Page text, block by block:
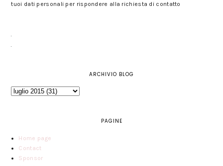
tuoi dati personali per rispondere alla richiesta di contatto
ARCHIVIO BLOG
PAGINE
Home page
Contact
Sponsor